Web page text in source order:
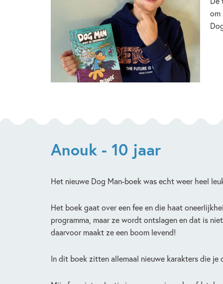
om
Anouk - 10 jaar
Het nieuwe Dog Man-boek was echt weer heel
Het boek gaat over een fee en die haat
programma, maar ze wordt ontslagen en dat is
daarvoor maakt ze een boom levend!
In dit boek zitten allemaal nieuwe karakters die